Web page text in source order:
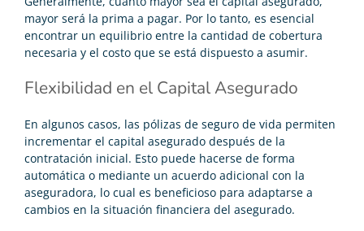
mayor será la prima a pagar. Por lo tanto, es esencial
encontrar un equilibrio entre la cantidad de cobertura
necesaria y el costo que se está dispuesto a asumir.
Flexibilidad en el Capital Asegurado
En algunos casos, las pólizas de seguro de vida permiten
incrementar el capital asegurado después de la
contratación inicial. Esto puede hacerse de forma
automática o mediante un acuerdo adicional con la
aseguradora, lo cual es beneficioso para adaptarse a
cambios en la situación financiera del asegurado.